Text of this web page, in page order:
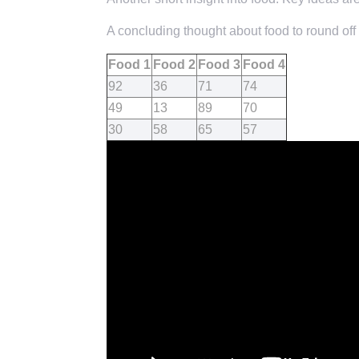
A concluding thought about food to round off
Food 1 Food 2 Food 3 Food 4
92
36 71
74
49
13 89
70
30
58 65 57